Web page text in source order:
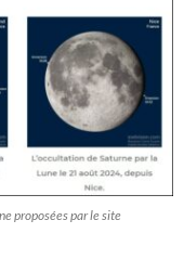
proposées par le site